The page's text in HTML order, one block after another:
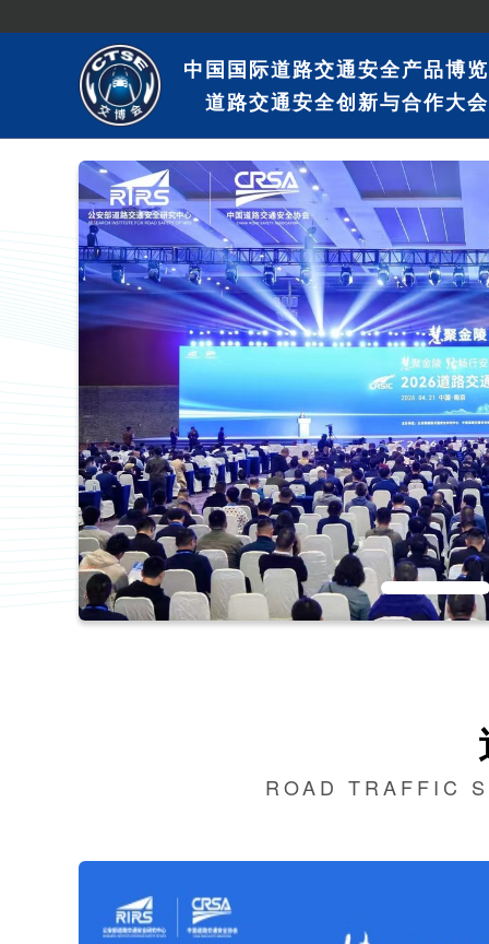
中国国际道路交通安全产品博
道路交通安全创新与合作大会
ROAD TRAFFIC